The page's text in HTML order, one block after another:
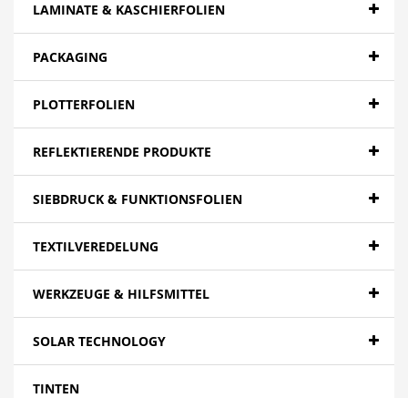
LAMINATE & KASCHIERFOLIEN
PACKAGING
PLOTTERFOLIEN
REFLEKTIERENDE PRODUKTE
SIEBDRUCK & FUNKTIONSFOLIEN
TEXTILVEREDELUNG
WERKZEUGE & HILFSMITTEL
SOLAR TECHNOLOGY
TINTEN